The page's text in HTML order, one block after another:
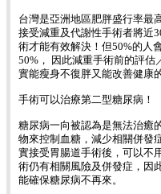
台灣是亞洲地區肥胖盛行率最
接受減重及代謝性手術者將近
術才能有效解決！但50%的人
50%， 因此減重手術前的評
實能瘦身不復胖又能改善健康
手術可以治療第二型糖尿病！
糖尿病一向被認為是無法治癒
物來控制血糖，減少相關併發
實接受胃腸道手術後，可以不
術仍有相關風險及併發症，因
能確保糖尿病不再來。